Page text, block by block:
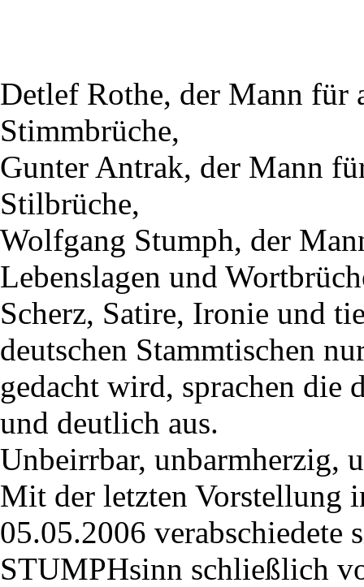
Detlef Rothe, der Mann für
Stimmbrüche,
Gunter Antrak, der Mann
Stilbrüche,
Wolfgang Stumph, der
Lebenslagen und
Scherz, Satire, Ironie und
deutschen Stammtischen
gedacht wird, sprachen die
und deutlich aus.
Unbeirrbar, unbarmherzig,
Mit der letzten Vorstellung
05.05.2006
STUMPHsinn schließlich